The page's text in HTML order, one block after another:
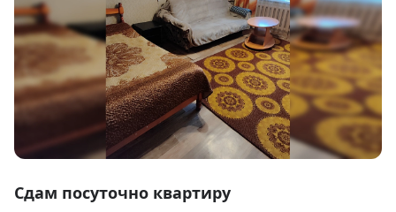
1
Сдам посуточно квартиру